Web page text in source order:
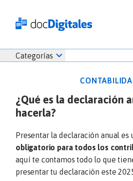
Empresas
Prueba Gratis
Ventas 686 520
Iniciar
sesión
Línea
docDigitales
Categorías
Inicio
Nómina
Emprendimiento
Noticias
Comunicados
¿Qué es la declaración
hacerla?
Presentar la declaración anual es
obligatorio para todos los
aquí te contamos todo lo que
presentar tu declaración este